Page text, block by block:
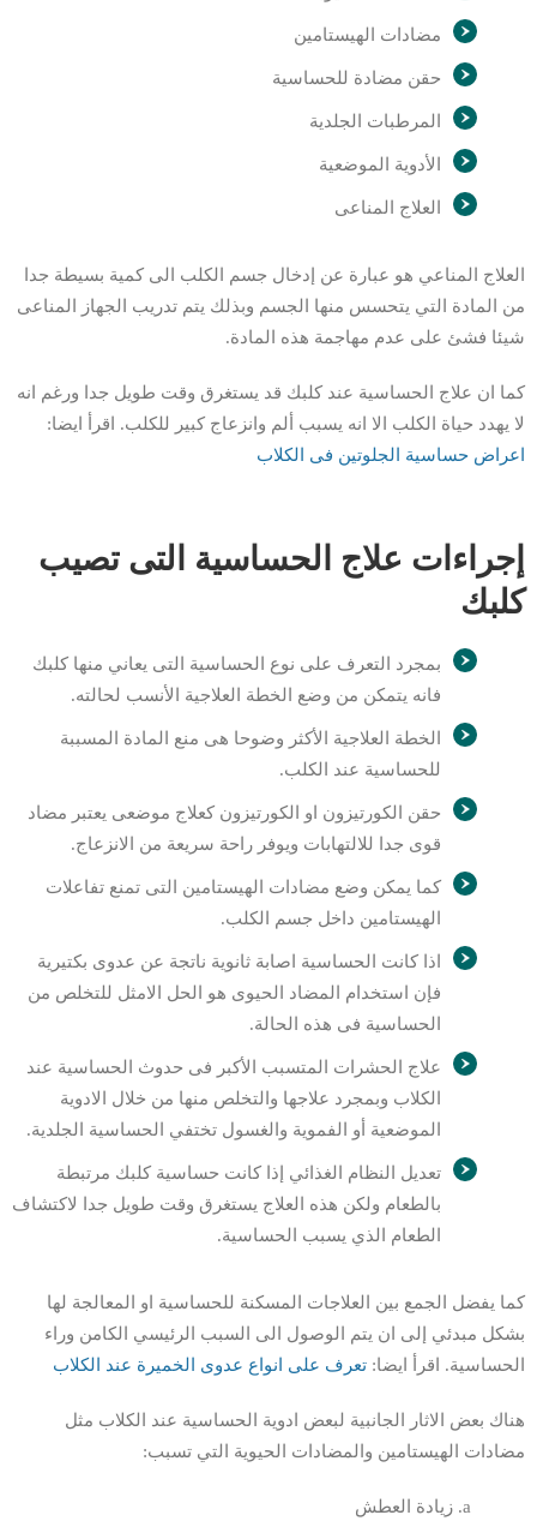
مضادات الهيستامين
حقن مضادة للحساسية
المرطبات الجلدية
الأدوية الموضعية
العلاج المناعى
العلاج المناعي هو عبارة عن إدخال جسم الكلب الى كمية بسيطة جدا
من المادة التي يتحسس منها الجسم وبذلك يتم تدريب الجهاز المناعى
شيئا فشئ على عدم مهاجمة هذه المادة.
كما ان علاج الحساسية عند كلبك قد يستغرق وقت طويل جدا ورغم انه
لا يهدد حياة الكلب الا انه يسبب ألم وانزعاج كبير للكلب. اقرأ ايضا:
اعراض حساسية الجلوتين فى الكلاب
إجراءات علاج الحساسية التى تصيب
كلبك
بمجرد التعرف على نوع الحساسية التى يعاني منها كلبك
فانه يتمكن من وضع الخطة العلاجية الأنسب لحالته.
الخطة العلاجية الأكثر وضوحا هى منع المادة المسببة
للحساسية عند الكلب.
حقن الكورتيزون او الكورتيزون كعلاج موضعى يعتبر مضاد
قوى جدا للالتهابات ويوفر راحة سريعة من الانزعاج.
كما يمكن وضع مضادات الهيستامين التى تمنع تفاعلات
الهيستامين داخل جسم الكلب.
اذا كانت الحساسية اصابة ثانوية ناتجة عن عدوى بكتيرية
فإن استخدام المضاد الحيوى هو الحل الامثل للتخلص من
الحساسية فى هذه الحالة.
علاج الحشرات المتسبب الأكبر فى حدوث الحساسية عند
الكلاب وبمجرد علاجها والتخلص منها من خلال الادوية
الموضعية أو الفموية والغسول تختفي الحساسية الجلدية.
تعديل النظام الغذائي إذا كانت حساسية كلبك مرتبطة
بالطعام ولكن هذه العلاج يستغرق وقت طويل جدا لاكتشاف
الطعام الذي يسبب الحساسية.
كما يفضل الجمع بين العلاجات المسكنة للحساسية او المعالجة لها
بشكل مبدئي إلى ان يتم الوصول الى السبب الرئيسي الكامن وراء
الحساسية. اقرأ ايضا: تعرف على انواع عدوى الخميرة عند الكلاب
هناك بعض الاثار الجانبية لبعض ادوية الحساسية عند الكلاب مثل
مضادات الهيستامين والمضادات الحيوية التي تسبب:
زيادة العطش